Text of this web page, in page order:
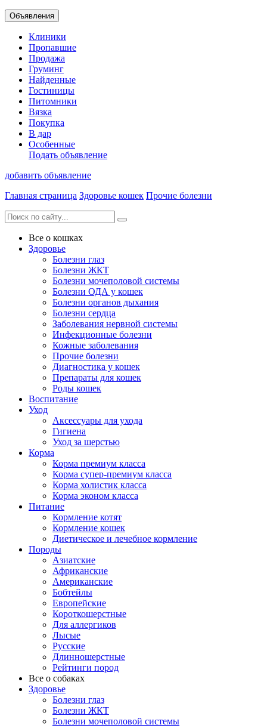
Объявления
Клиники
Пропавшие
Продажа
Груминг
Найденные
Гостиницы
Питомники
Вязка
Покупка
В дар
Особенные
Подать объявление
добавить объявление
Главная страница Здоровье кошек Прочие болезни
Все о кошках
Здоровье
Болезни глаз
Болезни ЖКТ
Болезни мочеполовой системы
Болезни ОДА у кошек
Болезни органов дыхания
Болезни сердца
Заболевания нервной системы
Инфекционные болезни
Кожные заболевания
Прочие болезни
Диагностика у кошек
Препараты для кошек
Роды кошек
Воспитание
Уход
Аксессуары для ухода
Гигиена
Уход за шерстью
Корма
Корма премиум класса
Корма супер-премиум класса
Корма холистик класса
Корма эконом класса
Питание
Кормление котят
Кормление кошек
Диетическое и лечебное кормление
Породы
Азиатские
Африканские
Американские
Бобтейлы
Европейские
Короткошерстные
Для аллергиков
Лысые
Русские
Длинношерстные
Рейтинги пород
Все о собаках
Здоровье
Болезни глаз
Болезни ЖКТ
Болезни мочеполовой системы